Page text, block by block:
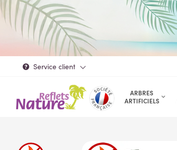
Service client
ARBRES
ARTIFICIELS